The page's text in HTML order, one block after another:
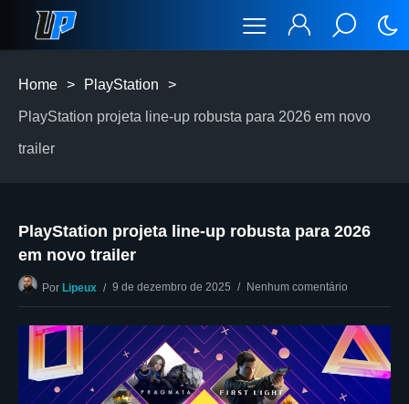
Home > PlayStation >
PlayStation projeta line-up robusta para 2026 em novo
trailer
PlayStation projeta line-up robusta para 2026
em novo trailer
Por Lipeux 9 de dezembro de 2025 Nenhum comentário